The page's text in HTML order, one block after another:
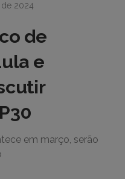
2024
de
e
em março, serão